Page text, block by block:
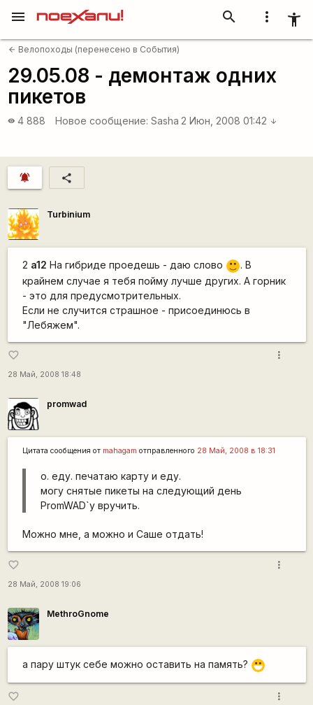
more_vert accessibility_new
search
menu
arrow_back Велопоходы (перенесено в События)
29.05.08 - демонтаж одних
пикетов
visibility 4 888 Новое сообщение: Sasha 2 Июн, 2008 01:42 arrow_downward
notifications_active share
Turbinium
2 a12 На гибриде проедешь - даю слово :) . В
крайнем случае я тебя пойму лучше других. А горник
- это для предусмотрительных.
Если не случится страшное - присоединюсь в
"Лебяжем".
favorite_border
28 Май, 2008 18:48
more_vert
promwad
Цитата сообщения от mahagam отправленного 28 Май, 2008 в 18:31
о. еду. печатаю карту и еду.
могу снятые пикеты на следующий день
PromWAD`у вручить.
Можно мне, а можно и Саше отдать!
favorite_border
28 Май, 2008 19:06
more_vert
MethroGnome
а пару штук себе можно оставить на память? :D
favorite_border more_vert